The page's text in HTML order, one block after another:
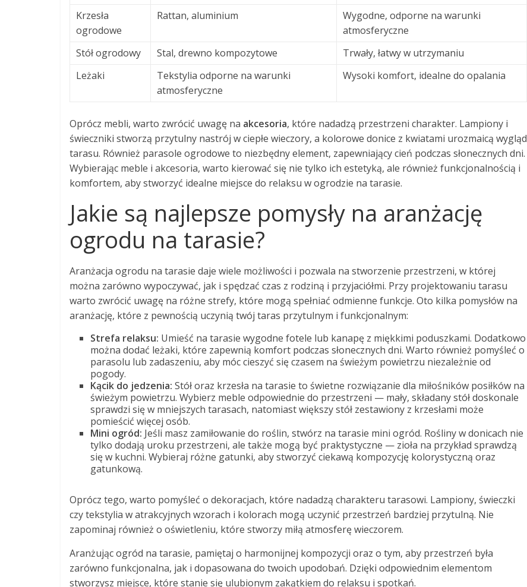
Krzesła
ogrodowe
Rattan, aluminium
Wygodne, odporne na warunki
atmosferyczne
Stół ogrodowy
Stal, drewno kompozytowe
Trwały, łatwy w utrzymaniu
Leżaki
Tekstylia odporne na warunki
atmosferyczne
Wysoki komfort, idealne do opalania
Oprócz mebli, warto zwrócić uwagę na akcesoria, które nadadzą przestrzeni charakter. Lampiony i
świeczniki stworzą przytulny nastrój w ciepłe wieczory, a kolorowe donice z kwiatami urozmaicą wygląd
tarasu. Również parasole ogrodowe to niezbędny element, zapewniający cień podczas słonecznych dni.
Wybierając meble i akcesoria, warto kierować się nie tylko ich estetyką, ale również funkcjonalnością i
komfortem, aby stworzyć idealne miejsce do relaksu w ogrodzie na tarasie.
Jakie są najlepsze pomysły na aranżację
ogrodu na tarasie?
Aranżacja ogrodu na tarasie daje wiele możliwości i pozwala na stworzenie przestrzeni, w której
można zarówno wypoczywać, jak i spędzać czas z rodziną i przyjaciółmi. Przy projektowaniu tarasu
warto zwrócić uwagę na różne strefy, które mogą spełniać odmienne funkcje. Oto kilka pomysłów na
aranżację, które z pewnością uczynią twój taras przytulnym i funkcjonalnym:
Strefa relaksu: Umieść na tarasie wygodne fotele lub kanapę z miękkimi poduszkami. Dodatkowo
można dodać leżaki, które zapewnią komfort podczas słonecznych dni. Warto również pomyśleć o
parasolu lub zadaszeniu, aby móc cieszyć się czasem na świeżym powietrzu niezależnie od
pogody.
Kącik do jedzenia: Stół oraz krzesła na tarasie to świetne rozwiązanie dla miłośników posiłków na
świeżym powietrzu. Wybierz meble odpowiednie do przestrzeni — mały, składany stół doskonale
sprawdzi się w mniejszych tarasach, natomiast większy stół zestawiony z krzesłami może
pomieścić więcej osób.
Mini ogród: Jeśli masz zamiłowanie do roślin, stwórz na tarasie mini ogród. Rośliny w donicach nie
tylko dodają uroku przestrzeni, ale także mogą być praktystyczne — zioła na przykład sprawdzą
się w kuchni. Wybieraj różne gatunki, aby stworzyć ciekawą kompozycję kolorystyczną oraz
gatunkową.
Oprócz tego, warto pomyśleć o dekoracjach, które nadadzą charakteru tarasowi. Lampiony, świeczki
czy tekstylia w atrakcyjnych wzorach i kolorach mogą uczynić przestrzeń bardziej przytulną. Nie
zapominaj również o oświetleniu, które stworzy miłą atmosferę wieczorem.
Aranżując ogród na tarasie, pamiętaj o harmonijnej kompozycji oraz o tym, aby przestrzeń była
zarówno funkcjonalna, jak i dopasowana do twoich upodobań. Dzięki odpowiednim elementom
stworzysz miejsce, które stanie się ulubionym zakątkiem do relaksu i spotkań.